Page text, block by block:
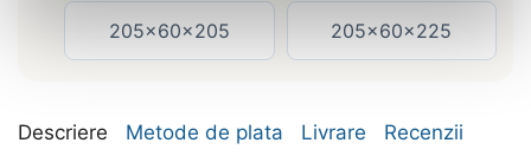
205x60x205 205x60x225
Descriere Metode de plata Livrare Recenzii